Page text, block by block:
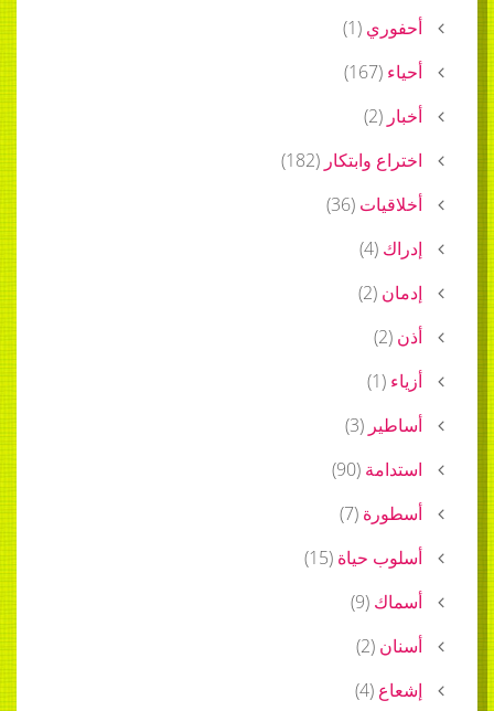
أحفوري (
1
)
أحياء (
167
)
أخبار (
2
)
اختراع وابتكار (
182
)
أخلاقيات (
36
)
إدراك (
4
)
إدمان (
2
)
أذن (
2
)
أزياء (
1
)
أساطير (
3
)
استدامة (
90
)
أسطورة (
7
)
أسلوب حياة (
15
)
أسماك (
9
)
أسنان (
2
)
إشعاع (
4
)